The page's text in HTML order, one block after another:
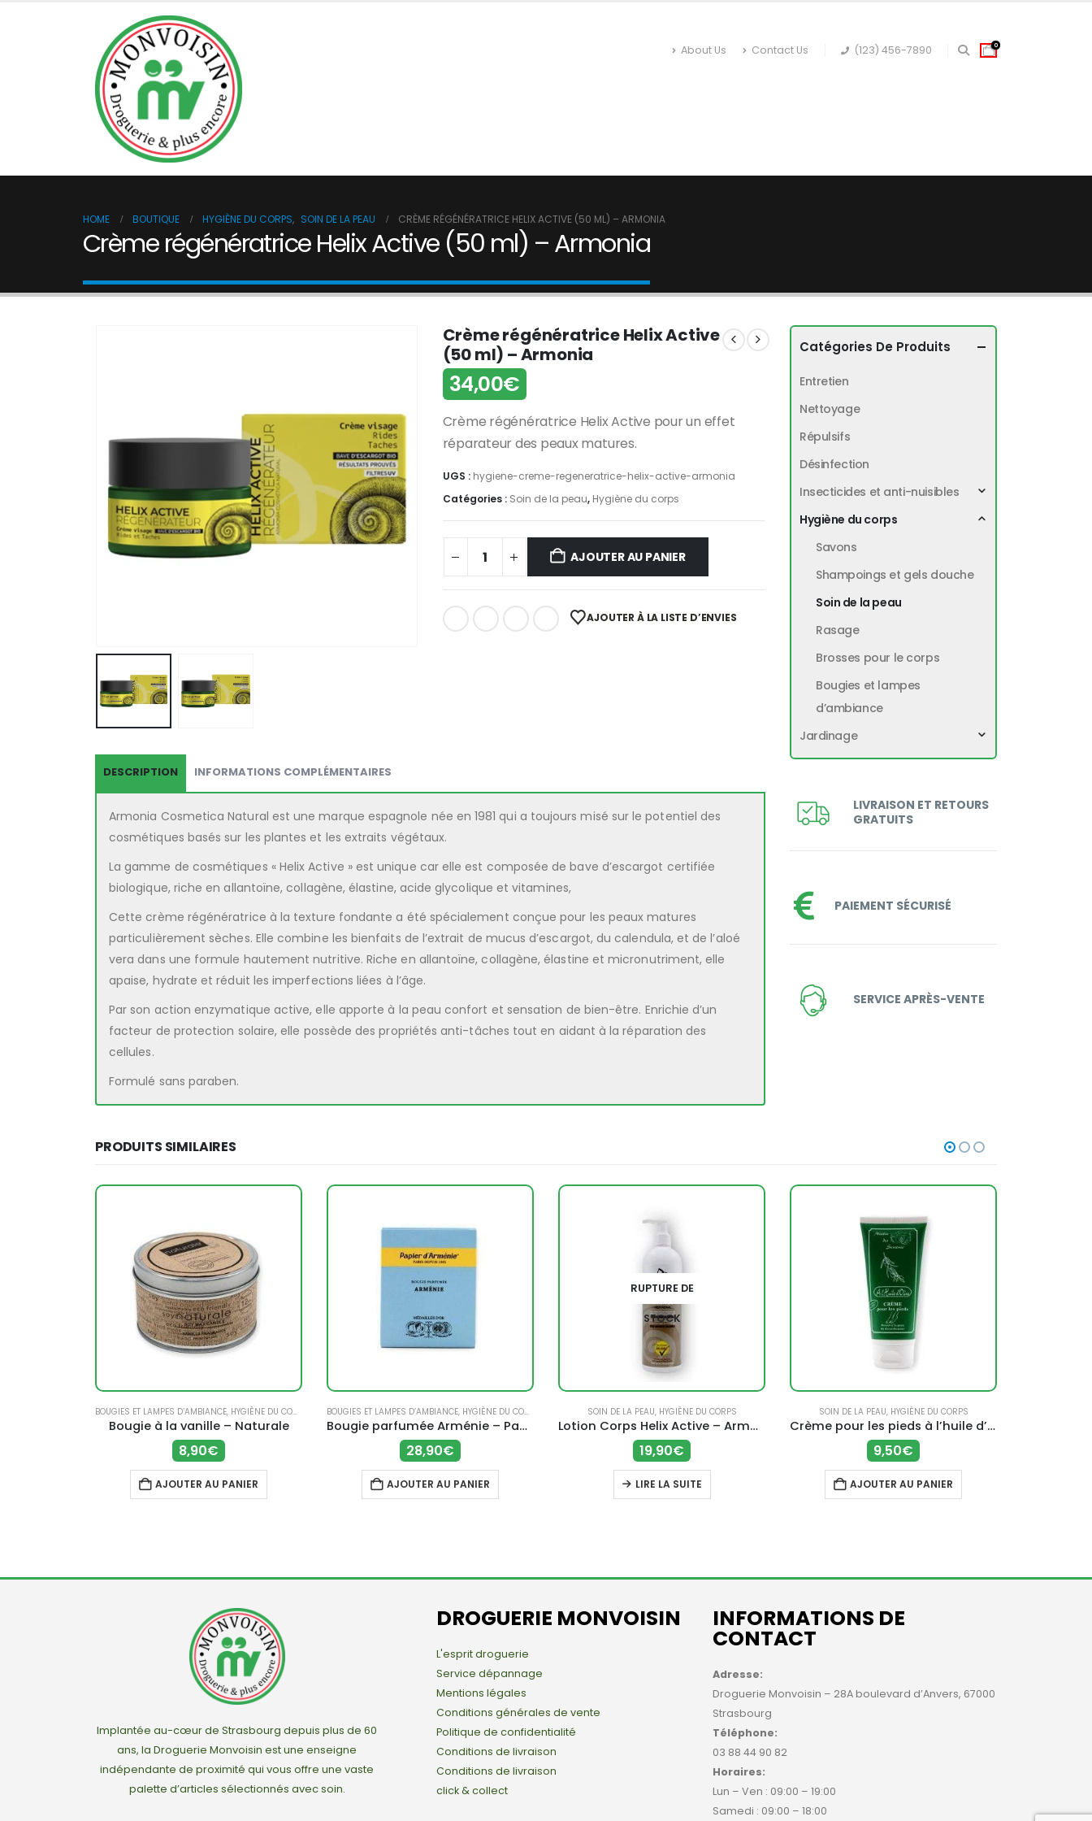
About Us Contact Us (123) 456-7890 0
HOME BOUTIQUE HYGIÈNE DU CORPS, SOIN DE LA PEAU CRÈME RÉGÉNÉRATRICE HELIX ACTIVE (50 ML) – ARMONIA
Crème régénératrice Helix Active (50 ml) – Armonia
Crème régénératrice Helix Active
(50 ml) – Armonia
34,00€
Crème régénératrice Helix Active pour un effet
réparateur des peaux matures.
UGS : hygiene-creme-regeneratrice-helix-active-armonia
Catégories : Soin de la peau, Hygiène du corps
AJOUTER AU PANIER
AJOUTER À LA LISTE D’ENVIES
DESCRIPTION INFORMATIONS COMPLÉMENTAIRES
Armonia Cosmetica Natural est une marque espagnole née en 1981 qui a toujours misé sur le potentiel des
cosmétiques basés sur les plantes et les extraits végétaux.
La gamme de cosmétiques « Helix Active » est unique car elle est composée de bave d’escargot certifiée
biologique, riche en allantoïne, collagène, élastine, acide glycolique et vitamines,
Cette crème régénératrice à la texture fondante a été spécialement conçue pour les peaux matures
particulièrement sèches. Elle combine les bienfaits de l’extrait de mucus d’escargot, du calendula, et de l’aloé
vera dans une formule hautement nutritive. Riche en allantoïne, collagène, élastine et micronutriment, elle
apaise, hydrate et réduit les imperfections liées à l’âge.
Par son action enzymatique active, elle apporte à la peau confort et sensation de bien-être. Enrichie d’un
facteur de protection solaire, elle possède des propriétés anti-tâches tout en aidant à la réparation des
cellules.
Formulé sans paraben.
Catégories De Produits
Entretien
Nettoyage
Répulsifs
Désinfection
Insecticides et anti-nuisibles
Hygiène du corps
Savons
Shampoings et gels douche
Soin de la peau
Rasage
Brosses pour le corps
Bougies et lampes
d’ambiance
Jardinage
LIVRAISON ET RETOURS
GRATUITS
PAIEMENT SÉCURISÉ
SERVICE APRÈS-VENTE
PRODUITS SIMILAIRES
BOUGIES ET LAMPES D’AMBIANCE, HYGIÈNE DU CORPS
Bougie à la vanille – Naturale
8,90€
AJOUTER AU PANIER
BOUGIES ET LAMPES D’AMBIANCE, HYGIÈNE DU CORPS
Bougie parfumée Arménie – Papier d’Arménie
28,90€
AJOUTER AU PANIER
RUPTURE DE
STOCK
SOIN DE LA PEAU, HYGIÈNE DU CORPS
Lotion Corps Helix Active – Armonia
19,90€
LIRE LA SUITE
SOIN DE LA PEAU, HYGIÈNE DU CORPS
Crème pour les pieds à l’huile d’olive (100 ml) – Moulin des Senteurs
9,50€
AJOUTER AU PANIER
Implantée au-cœur de Strasbourg depuis plus de 60
ans, la Droguerie Monvoisin est une enseigne
indépendante de proximité qui vous offre une vaste
palette d’articles sélectionnés avec soin.
DROGUERIE MONVOISIN
L'esprit droguerie
Service dépannage
Mentions légales
Conditions générales de vente
Politique de confidentialité
Conditions de livraison
Conditions de livraison
click & collect
INFORMATIONS DE
CONTACT
Adresse:
Droguerie Monvoisin – 28A boulevard d’Anvers, 67000
Strasbourg
Téléphone:
03 88 44 90 82
Horaires:
Lun – Ven : 09:00 – 19:00
Samedi : 09:00 – 18:00